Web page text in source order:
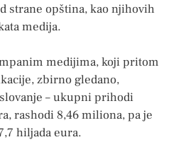
strane opština, kao njihovih
medija.
medijima, koji pritom
zbirno gledano,
– ukupni prihodi
rashodi 8,46 miliona, pa je
hiljada eura.